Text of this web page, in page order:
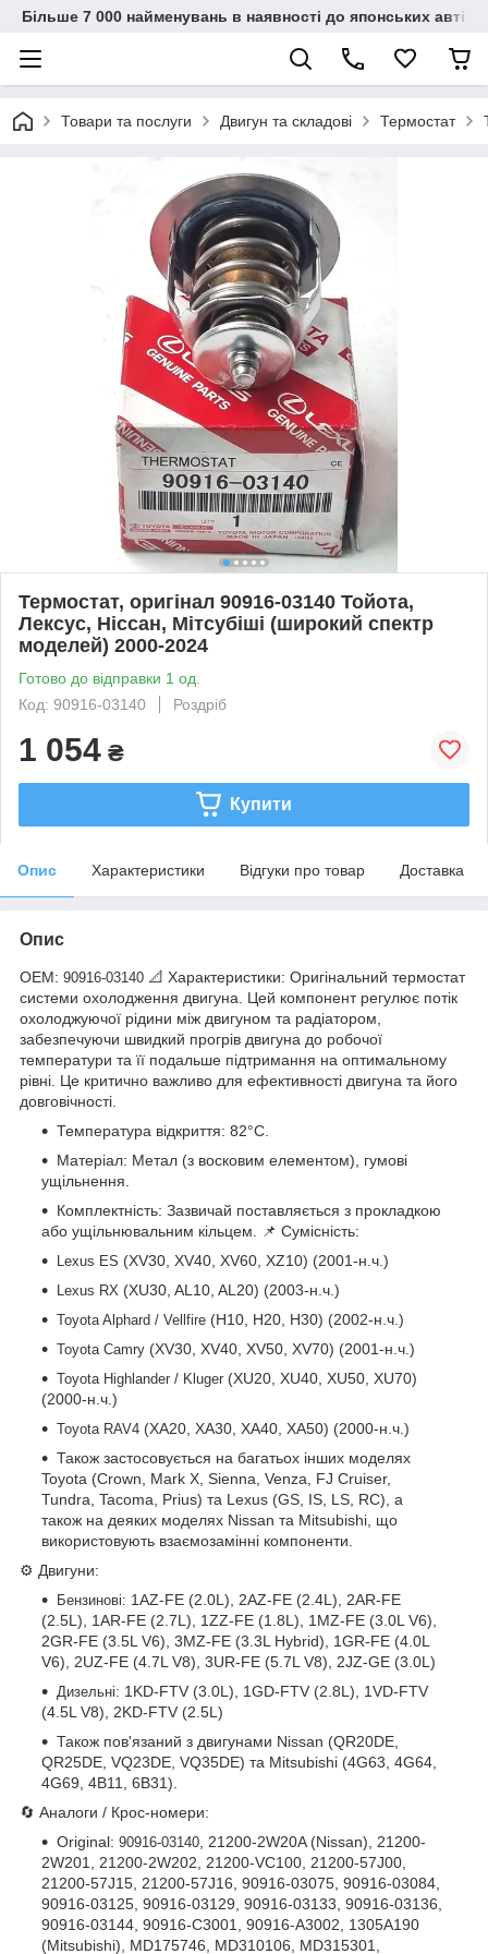
Більше 7 000 найменувань в наявності до японських
Товари та послуги Двигун та складові Термостат
Термостат, оригінал 90916-03140 Тойота,
Лексус, Ніссан, Мітсубіші (широкий спектр
моделей) 2000-2024
Готово до відправки 1 од.
Код: 90916-03140
Роздріб
1 054 ₴
Купити
Опис Характеристики Відгуки про товар Доставка
Опис
OEM: 90916-03140 📐 Характеристики: Оригінальний термостат
системи охолодження двигуна. Цей компонент регулює потік
охолоджуючої рідини між двигуном та радіатором,
забезпечуючи швидкий прогрів двигуна до робочої
температури та її подальше підтримання на оптимальному
рівні. Це критично важливо для ефективності двигуна та його
довговічності.
Температура відкриття: 82°C.
Матеріал: Метал (з восковим елементом), гумові
ущільнення.
Комплектність: Зазвичай поставляється з прокладкою
або ущільнювальним кільцем. 📌 Сумісність:
Lexus ES (XV30, XV40, XV60, XZ10) (2001-н.ч.)
Lexus RX (XU30, AL10, AL20) (2003-н.ч.)
Toyota Alphard / Vellfire (H10, H20, H30) (2002-н.ч.)
Toyota Camry (XV30, XV40, XV50, XV70) (2001-н.ч.)
Toyota Highlander / Kluger (XU20, XU40, XU50, XU70)
(2000-н.ч.)
Toyota RAV4 (XA20, XA30, XA40, XA50) (2000-н.ч.)
Також застосовується на багатьох інших моделях
Toyota (Crown, Mark X, Sienna, Venza, FJ Cruiser,
Tundra, Tacoma, Prius) та Lexus (GS, IS, LS, RC), а
також на деяких моделях Nissan та Mitsubishi, що
використовують взаємозамінні компоненти.
⚙️ Двигуни:
Бензинові: 1AZ-FE (2.0L), 2AZ-FE (2.4L), 2AR-FE
(2.5L), 1AR-FE (2.7L), 1ZZ-FE (1.8L), 1MZ-FE (3.0L V6),
2GR-FE (3.5L V6), 3MZ-FE (3.3L Hybrid), 1GR-FE (4.0L
V6), 2UZ-FE (4.7L V8), 3UR-FE (5.7L V8), 2JZ-GE (3.0L)
Дизельні: 1KD-FTV (3.0L), 1GD-FTV (2.8L), 1VD-FTV
(4.5L V8), 2KD-FTV (2.5L)
Також пов'язаний з двигунами Nissan (QR20DE,
QR25DE, VQ23DE, VQ35DE) та Mitsubishi (4G63, 4G64,
4G69, 4B11, 6B31).
🔄 Аналоги / Крос-номери:
Original: 90916-03140 , 21200-2W20A (Nissan), 21200-
2W201, 21200-2W202, 21200-VC100, 21200-57J00,
21200-57J15, 21200-57J16, 90916-03075, 90916-03084,
90916-03125, 90916-03129, 90916-03133, 90916-03136,
90916-03144, 90916-C3001, 90916-A3002, 1305A190
(Mitsubishi), MD175746, MD310106, MD315301,